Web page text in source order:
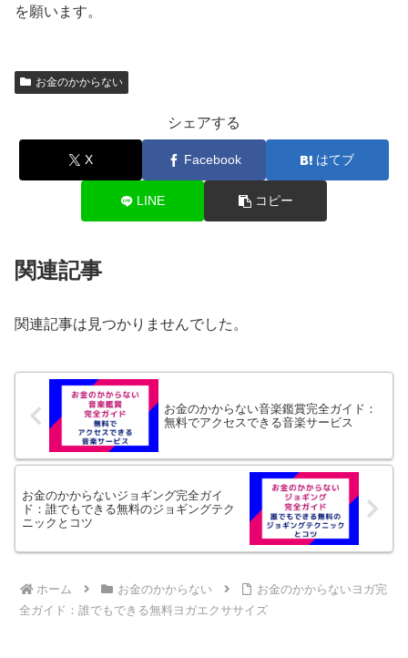
を願います。
お金のかからない
シェアする
X Facebook はてブ
LINE コピー
関連記事
関連記事は見つかりませんでした。
お金のかからない音楽鑑賞完全ガイド：
無料でアクセスできる音楽サービス
お金のかからないジョギング完全ガイ
ド：誰でもできる無料のジョギングテク
ニックとコツ
ホーム お金のかからない
お金のかからないヨガ完
全ガイド：誰でもできる無料ヨガエクササイズ